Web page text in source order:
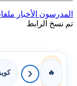
المدرسون الأخبار
تم نسخ الرابط
🔥